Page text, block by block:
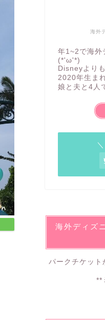
海外
年1~2で海外
(*'ω'*)
Disneyより
2020年生ま
娘と夫と4人
海外ディズ
パークチケット
**